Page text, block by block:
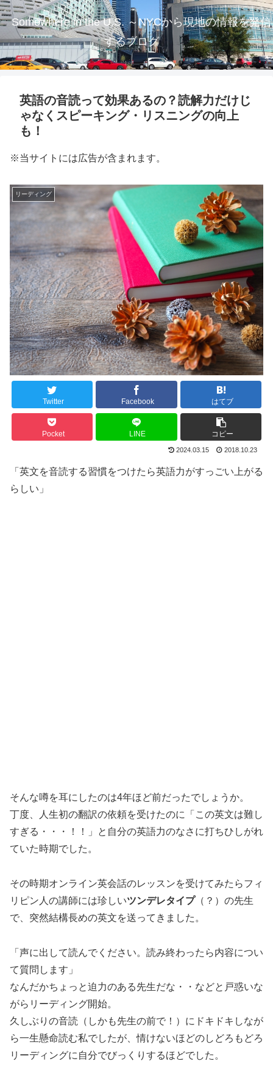
Somewhere in the U.S. ～NYCから現地の情報を発信
するブログ
英語の音読って効果あるの？読解力だけじ
ゃなくスピーキング・リスニングの向上
も！
※当サイトには広告が含まれます。
リーディング
Twitter Facebook はてブ
Pocket LINE コピー
2024.03.15 2018.10.23
「英文を音読する習慣をつけたら英語力がすっごい上がる
らしい」
そんな噂を耳にしたのは4年ほど前だったでしょうか。
丁度、人生初の翻訳の依頼を受けたのに「この英文は難し
すぎる・・・！！」と自分の英語力のなさに打ちひしがれ
ていた時期でした。
その時期オンライン英会話のレッスンを受けてみたらフィ
リピン人の講師には珍しいツンデレタイプ（？）の先生
で、突然結構長めの英文を送ってきました。
「声に出して読んでください。読み終わったら内容につい
て質問します」
なんだかちょっと迫力のある先生だな・・などと戸惑いな
がらリーディング開始。
久しぶりの音読（しかも先生の前で！）にドキドキしなが
ら一生懸命読む私でしたが、情けないほどのしどろもどろ
リーディングに自分でびっくりするほどでした。